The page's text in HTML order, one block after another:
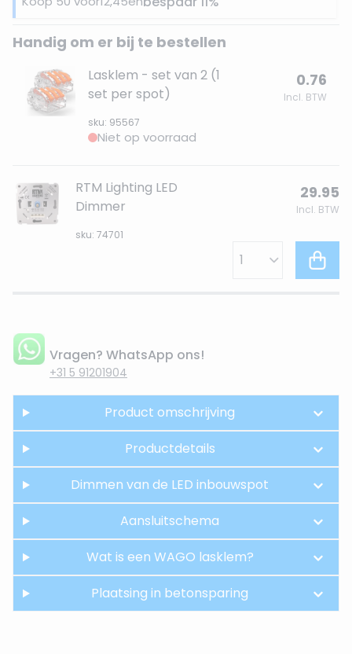
Handig om er bij te bestellen
Lasklem - set van 2 (1
set per spot)
sku: 95567
0.76
Incl. BTW
Niet op voorraad
RTM Lighting LED
Dimmer
sku: 74701
29.95
Incl. BTW
Vragen? WhatsApp ons!
+31 5 91201904
Product omschrijving
Productdetails
Dimmen van de LED inbouwspot
Aansluitschema
Wat is een WAGO lasklem?
Plaatsing in betonsparing